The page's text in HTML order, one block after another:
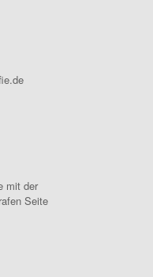
mit der
Seite